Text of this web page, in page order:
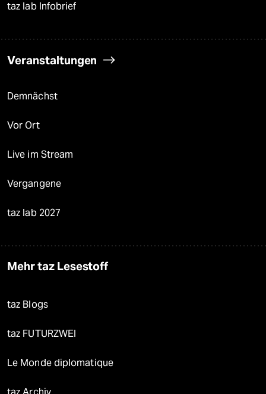
taz lab Infobrief
Veranstaltungen
Demnächst
Vor Ort
Live im Stream
Vergangene
taz lab 2027
Mehr taz Lesestoff
taz Blogs
taz FUTURZWEI
Le Monde diplomatique